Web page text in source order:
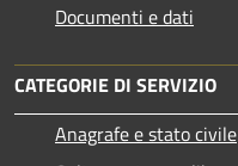
Documenti e dati
CATEGORIE DI SERVIZIO
Anagrafe e stato civile